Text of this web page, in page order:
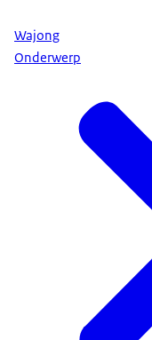
Wajong
Onderwerp